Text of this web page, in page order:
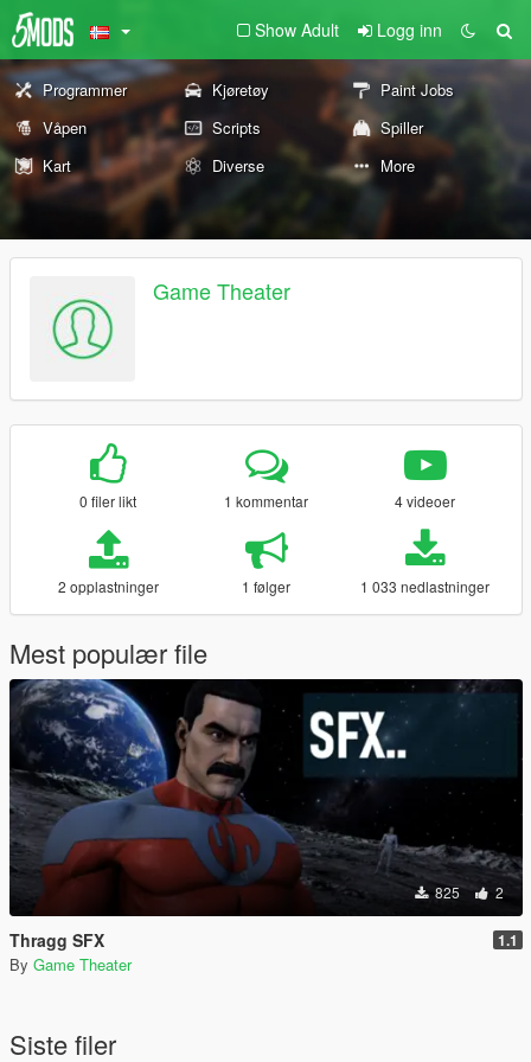
Show Adult Logg inn
Programmer Kjøretøy
Paint Jobs
Våpen
Scripts
Spiller
Kart
Diverse More
Game Theater
0 filer likt 1 kommentar 4 videoer
2 opplastninger 1 følger 1 033 nedlastninger
Mest populær file
825 2
Thragg SFX 1.1
By Game Theater
Siste filer